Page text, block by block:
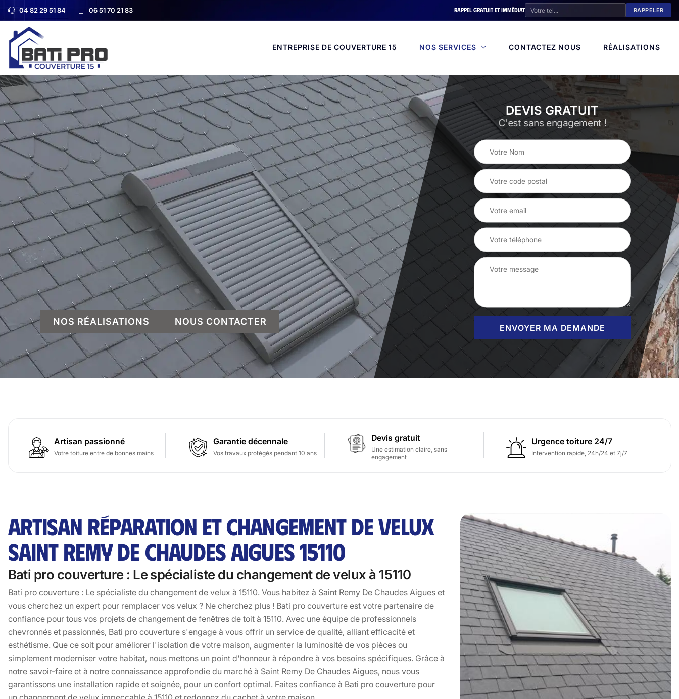
04 82 29 51 84 06 51 70 21 83 Rappel gratuit et immédiat
ENTREPRISE DE COUVERTURE 15 NOS SERVICES CONTACTEZ NOUS RÉALISATIONS
NOS RÉALISATIONS NOUS CONTACTER
DEVIS GRATUIT
C'est sans engagement !
Artisan passionné
Votre toiture entre de bonnes mains
Garantie décennale
Vos travaux protégés pendant 10 ans
Devis gratuit
Une estimation claire, sans
engagement
Urgence toiture 24/7
Intervention rapide, 24h/24 et 7j/7
ARTISAN RÉPARATION ET CHANGEMENT DE VELUX
SAINT REMY DE CHAUDES AIGUES 15110
Bati pro couverture : Le spécialiste du changement de velux à 15110
Bati pro couverture : Le spécialiste du changement de velux à 15110. Vous habitez à Saint Remy De Chaudes Aigues et
vous cherchez un expert pour remplacer vos velux ? Ne cherchez plus ! Bati pro couverture est votre partenaire de
confiance pour tous vos projets de changement de fenêtres de toit à 15110. Avec une équipe de professionnels
chevronnés et passionnés, Bati pro couverture s'engage à vous offrir un service de qualité, alliant efficacité et
esthétisme. Que ce soit pour améliorer l'isolation de votre maison, augmenter la luminosité de vos pièces ou
simplement moderniser votre habitat, nous mettons un point d'honneur à répondre à vos besoins spécifiques. Grâce à
notre savoir-faire et à notre connaissance approfondie du marché à Saint Remy De Chaudes Aigues, nous vous
garantissons une installation rapide et soignée, pour un confort optimal. Faites confiance à Bati pro couverture pour